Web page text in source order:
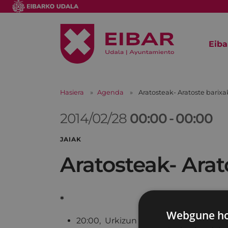
Hasiera Agenda Aratosteak- Aratoste
2014/02/28 00:00-00:00
JAIAK
Aratosteak-
*
20:00, Urkizun hasita Untzagaraino,
Webgune